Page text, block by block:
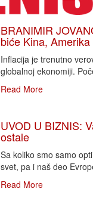
BRANIMIR
biće Kina, Amerika
Inflacija je trenutno
globalnoj ekonomiji.
Read More
UVOD U BIZNIS:
ostale
Sa koliko smo samo
svet, pa i naš deo
Read More